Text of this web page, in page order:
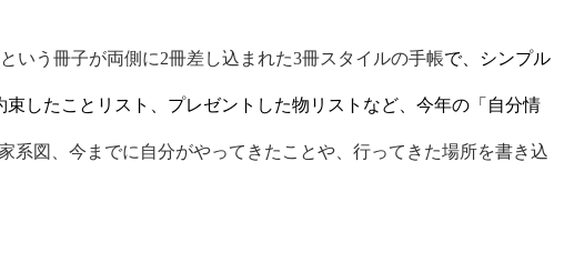
という冊子が両側に2冊差し込まれた3冊スタイルの手帳で、シンプル
したことリスト、プレゼントした物リストなど、今年の「自分情
系図、今までに自分がやってきたことや、行ってきた場所を書き込